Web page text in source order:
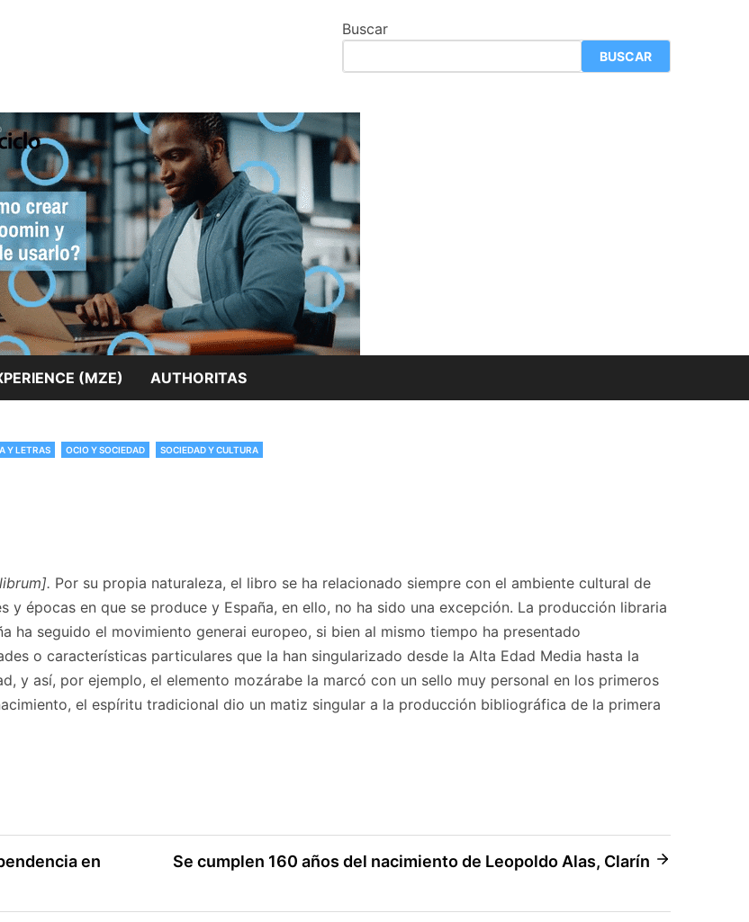
Buscar
BUSCAR
(MZE) AUTHORITAS
Y LETRAS OCIO Y SOCIEDAD SOCIEDAD Y CULTURA
librum]. Por su propia naturaleza, el libro se ha relacionado siempre con el ambiente cultural de
y épocas en que se produce y España, en ello, no ha sido una excepción. La producción libraria
ha seguido el movimiento generai europeo, si bien al mismo tiempo ha presentado
o características particulares que la han singularizado desde la Alta Edad Media hasta la
y así, por ejemplo, el elemento mozárabe la marcó con un sello muy personal en los primeros
el espíritu tradicional dio un matiz singular a la producción bibliográfica de la primera
en
Se cumplen 160 años del nacimiento de Leopoldo Alas, Clarín